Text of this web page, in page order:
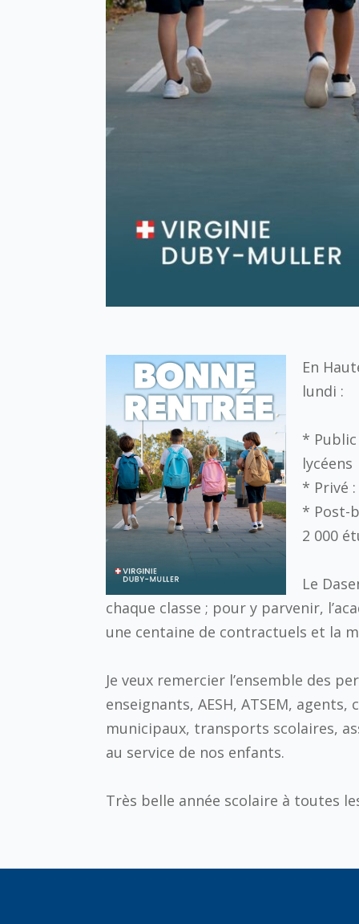
En
lundi :
* Public
lycéens
* Privé
* Post-
2 000
Le
chaque classe ; pour y parvenir,
une centaine de contractuels et la
Je veux remercier l’ensemble des
enseignants, AESH, ATSEM,
municipaux, transports scolaires,
au service de nos enfants.
Très belle année scolaire à toutes